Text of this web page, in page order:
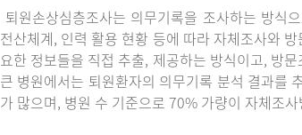
퇴원손상심층조사는 의무기록을 조사하는 방식
전산체계, 인력 활용 현황 등에 따라 자체조사와
요한 정보들을 직접 추출, 제공하는 방식이고, 방
큰 병원에서는 퇴원환자의 의무기록 분석 결과를
가 많으며, 병원 수 기준으로 70% 가량이 자체조